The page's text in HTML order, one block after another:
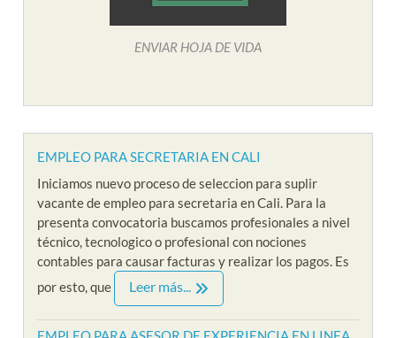
ENVIAR HOJA DE VIDA
EMPLEO PARA SECRETARIA EN CALI
Iniciamos nuevo proceso de seleccion para suplir
vacante de empleo para secretaria en Cali. Para la
presenta convocatoria buscamos profesionales a nivel
técnico, tecnologico o profesional con nociones
contables para causar facturas y realizar los pagos. Es
por esto, que
Leer más...